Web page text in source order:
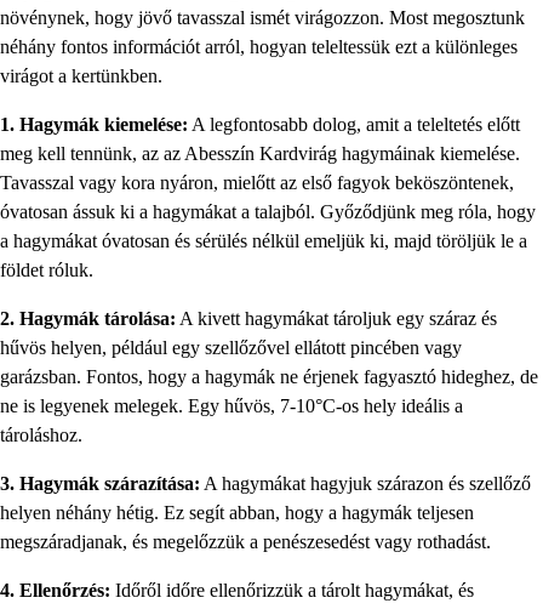
növénynek, hogy jövő tavasszal ismét virágozzon. Most megosztunk
néhány fontos információt arról, hogyan teleltessük ezt a különleges
virágot a kertünkben.
1. Hagymák kiemelése: A legfontosabb dolog, amit a teleltetés előtt
meg kell tennünk, az az Abesszín Kardvirág hagymáinak kiemelése.
Tavasszal vagy kora nyáron, mielőtt az első fagyok beköszöntenek,
óvatosan ássuk ki a hagymákat a talajból. Győződjünk meg róla, hogy
a hagymákat óvatosan és sérülés nélkül emeljük ki, majd töröljük le a
földet róluk.
2. Hagymák tárolása: A kivett hagymákat tároljuk egy száraz és
hűvös helyen, például egy szellőzővel ellátott pincében vagy
garázsban. Fontos, hogy a hagymák ne érjenek fagyasztó hideghez, de
ne is legyenek melegek. Egy hűvös, 7-10°C-os hely ideális a
tároláshoz.
3. Hagymák szárazítása: A hagymákat hagyjuk szárazon és szellőző
helyen néhány hétig. Ez segít abban, hogy a hagymák teljesen
megszáradjanak, és megelőzzük a penészesedést vagy rothadást.
4. Ellenőrzés: Időről időre ellenőrizzük a tárolt hagymákat, és